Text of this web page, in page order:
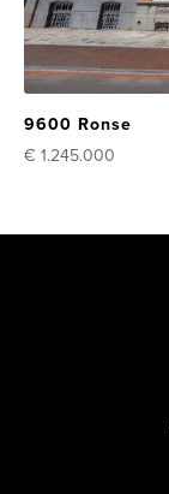
9600 Ronse
€ 1.245.000